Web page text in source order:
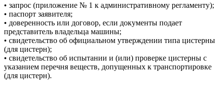
• запрос (приложение № 1 к административному регламенту);
• паспорт заявителя;
• доверенность или договор, если документы подает
представитель владельца машины;
• свидетельство об официальном утверждении типа цистерны
(для цистерн);
• свидетельство об испытании и (или) проверке цистерны с
указанием перечня веществ, допущенных к транспортировке
(для цистерн).